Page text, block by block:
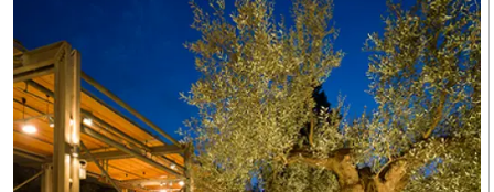
Μουσείο Μαστίχας Χίου
Μουσείο Αργυροτεχνίας